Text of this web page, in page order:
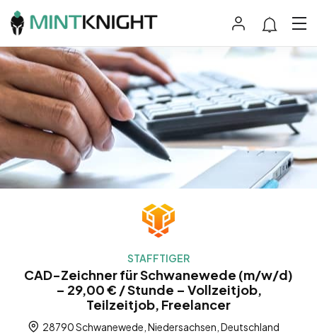
STAFFTIGER
CAD-Zeichner für Schwanewede (m/w/d)
– 29,00 € / Stunde – Vollzeitjob,
Teilzeitjob, Freelancer
28790 Schwanewede, Niedersachsen, Deutschland